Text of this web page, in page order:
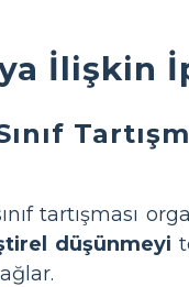
İlişkin
tartışması
düşünmeyi